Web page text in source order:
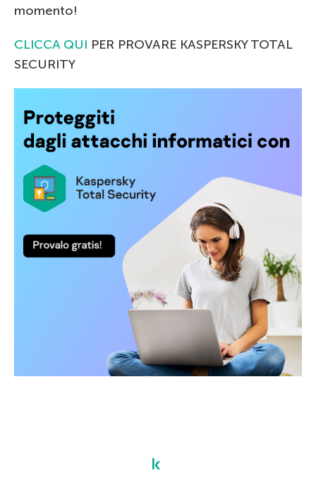
momento!
CLICCA QUI PER PROVARE KASPERSKY TOTAL
SECURITY